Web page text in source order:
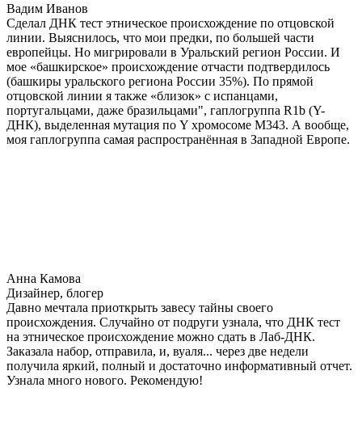
Вадим Иванов
Сделал ДНК тест этническое происхождение по отцовской
линии. Выяснилось, что мои предки, по большей части
европейцы. Но мигрировали в Уральский регион России. И
мое «башкирское» происхождение отчасти подтвердилось
(башкиры уральского региона России 35%). По прямой
отцовской линии я также «близок» с испанцами,
португальцами, даже бразильцами", гаплогруппа R1b (Y-
ДНК), выделенная мутация по Y хромосоме М343. А вообще,
моя гаплогруппа самая распространённая в Западной Европе.
Анна Камова
Дизайнер, блогер
Давно мечтала приоткрыть завесу тайны своего
происхождения. Случайно от подруги узнала, что ДНК тест
на этническое происхождение можно сдать в Лаб-ДНК.
Заказала набор, отправила, и, вуаля... через две недели
получила яркий, полный и достаточно информативный отчет.
Узнала много нового. Рекомендую!